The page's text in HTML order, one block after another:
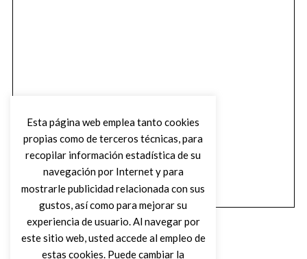
Esta página web emplea tanto cookies
propias como de terceros técnicas, para
recopilar información estadística de su
navegación por Internet y para
mostrarle publicidad relacionada con sus
gustos, así como para mejorar su
experiencia de usuario. Al navegar por
este sitio web, usted accede al empleo de
estas cookies. Puede cambiar la